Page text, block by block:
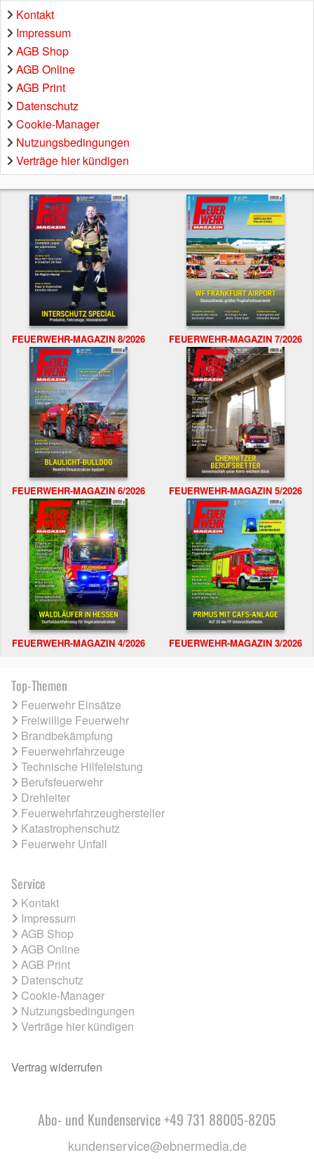
Kontakt
Impressum
AGB Shop
AGB Online
AGB Print
Datenschutz
Cookie-Manager
Nutzungsbedingungen
Verträge hier kündigen
FEUERWEHR-MAGAZIN 8/2026 FEUERWEHR-MAGAZIN 7/2026
FEUERWEHR-MAGAZIN 6/2026 FEUERWEHR-MAGAZIN 5/2026
FEUERWEHR-MAGAZIN 4/2026 FEUERWEHR-MAGAZIN 3/2026
Top-Themen
Feuerwehr Einsätze
Freiwillige Feuerwehr
Brandbekämpfung
Feuerwehrfahrzeuge
Technische Hilfeleistung
Berufsfeuerwehr
Drehleiter
Feuerwehrfahrzeughersteller
Katastrophenschutz
Feuerwehr Unfall
Service
Kontakt
Impressum
AGB Shop
AGB Online
AGB Print
Datenschutz
Cookie-Manager
Nutzungsbedingungen
Verträge hier kündigen
Vertrag widerrufen
Abo- und Kundenservice +49 731 88005-8205
kundenservice@ebnermedia.de